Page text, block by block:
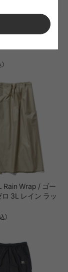
STRIPED
/ ハイキングパ
Rain Wrap / ゴー
3L レイン ラッ
）